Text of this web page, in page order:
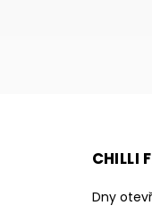
CHILLI
Dny